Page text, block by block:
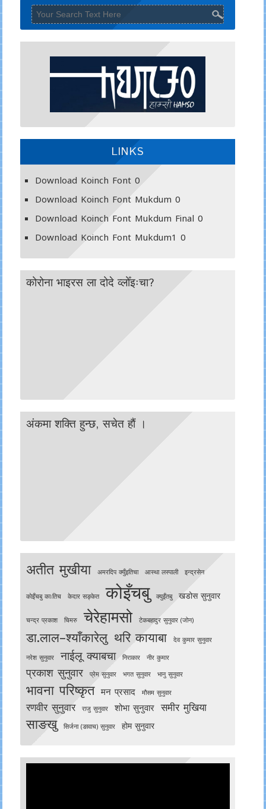
LINKS
Download Koinch Font0
Download Koinch Font Mukdum 0
Download Koinch Font Mukdum Final 0
Download Koinch Font Mukdum1 0
कोरोना भाइरस ला दोदे व्लोँइःचा?
अंकमा शक्ति हुन्छ, सचेत हाैं ।
अतीत मुखीया अमरदिप क्युँइतिचा आस्था लस्पाली इन्द्रसेन
काेइँचबु काःतिच केदार सङ्केत कोइँचबु क्युइँतबु खडोस सुनुवार
चन्द्र प्रकाश चिमरु चेरेहामसो टेकबहादुर सुनुवार (जोन)
डा.लाल–श्याँकारेलु थरि कायाबा देव कुमार सुनुवार
नरेश सुनुवार नाईलू क्याबचा निराकार नीर कुमार
प्रकाश सुनुवार प्रेम सुनुवार भगत सुनुवार भानु सुनुवार
भावना परिष्कृत मन प्रसाद मौसम सुनुवार
रणवीर सुनुवार राजु सुनुवार शोभा सुनुवार समीर मुखिया
साङखु सिर्जना (ङावाच) सुनुवार होम सुनुवार